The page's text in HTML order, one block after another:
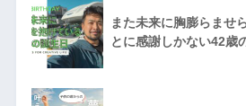
また未来に胸膨らませ
とに感謝しかない42歳